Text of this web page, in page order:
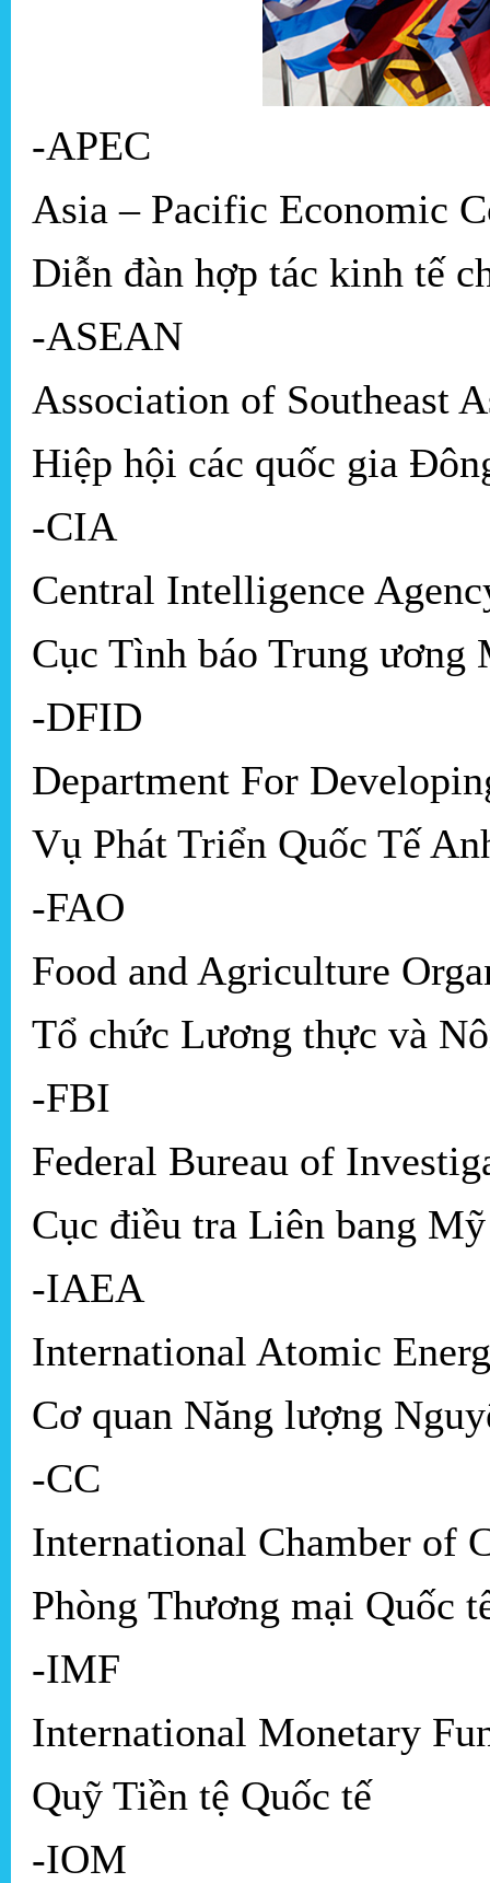
-APEC
Asia – Pacific Economic
Diễn đàn hợp tác kinh tế
-ASEAN
Association of Southeast
Hiệp hội các quốc gia
-CIA
Central Intelligence
Cục Tình báo Trung ương
-DFID
Department For
Vụ Phát Triển Quốc Tế
-FAO
Food and Agriculture
Tổ chức Lương thực và
-FBI
Federal Bureau of
Cục điều tra Liên bang Mỹ
-IAEA
International Atomic
Cơ quan Năng lượng
-CC
International Chamber of
Phòng Thương mại Quốc
-IMF
International Monetary
Quỹ Tiền tệ Quốc tế
-IOM